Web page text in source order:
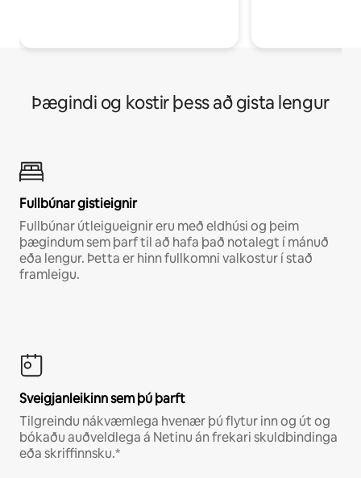
Þægindi og kostir þess að gista lengur
Fullbúnar gistieignir
Fullbúnar útleigueignir eru með eldhúsi og þeim
þægindum sem þarf til að hafa það notalegt í mánuð
eða lengur. Þetta er hinn fullkomni valkostur í stað
framleigu.
Sveigjanleikinn sem þú þarft
Tilgreindu nákvæmlega hvenær þú flytur inn og út og
bókaðu auðveldlega á Netinu án frekari skuldbindinga
eða skriffinnsku.*